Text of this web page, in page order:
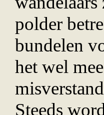
polder
bundelen
het wel
Steeds